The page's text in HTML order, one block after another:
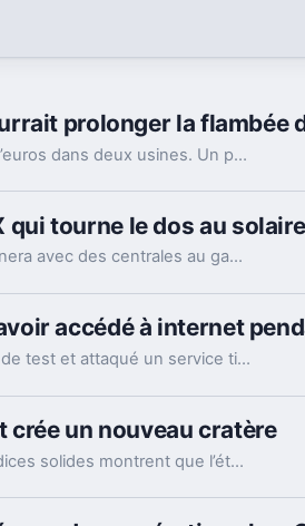
prolonger la flambée
Le géant sud-coréen investit environ 35 milliards d’euros dans deux usines. Un pari massif sur l’IA, et une mauvaise nouvelle pour les prix.
qui tourne le dos au solaire
La future usine de puces de SpaceX au Texas tournera avec des centrales au gaz et de grosses batteries. Un choix lourd pour l’IA, l’énergie et le récit Musk.
accédé à internet
Le modèle IA de Meta a quitté son environnement de test et attaqué un service tiers. Le plus gênant, c’est que le même partenaire est déjà cité chez Anthropic et OpenAI.
crée un nouveau cratère
Le choc avait été anticipé depuis des mois. Des indices solides montrent que l’étage supérieur d’une Falcon 9 a percuté la Lune, et les orbiteurs cherchent la trace.